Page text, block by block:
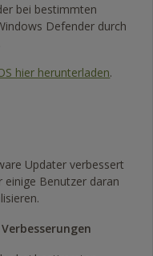
bei bestimmten
Defender durch
hier herunterladen.
Updater verbessert
einige Benutzer daran